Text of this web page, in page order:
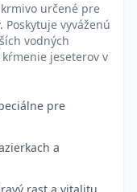
krmivo určené pre
vyváženú
vodných
jeseterov v
pre
a